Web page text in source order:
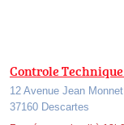
Controle
12 Avenue Jean
37160 Descartes